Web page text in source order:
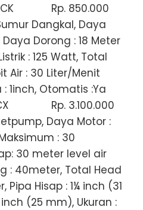
Rp. 850.000
Dangkal, Daya
Dorong : 18 Meter
: 125 Watt, Total
Air : 30 Liter/Menit
1inch, Otomatis :Ya
Rp. 3.100.000
Daya Motor :
: 30
30 meter level air
: 40meter, Total Head
Pipa Hisap : 1¼ inch (31
(25 mm), Ukuran :